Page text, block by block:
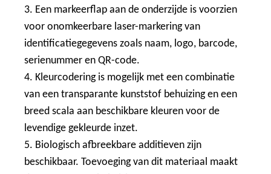
3. Een markeerflap aan de onderzijde is voorzien
voor onomkeerbare laser-markering van
identificatiegegevens zoals naam, logo, barcode,
serienummer en QR-code.
4. Kleurcodering is mogelijk met een combinatie
van een transparante kunststof behuizing en een
breed scala aan beschikbare kleuren voor de
levendige gekleurde inzet.
5. Biologisch afbreekbare additieven zijn
beschikbaar. Toevoeging van dit materiaal maakt